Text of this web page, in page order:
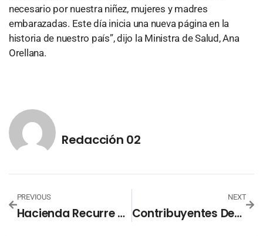
necesario por nuestra niñez, mujeres y madres
embarazadas. Este día inicia una nueva página en la
historia de nuestro país”, dijo la Ministra de Salud, Ana
Orellana.
Redacción 02
PREVIOUS
Hacienda Recurre A La FGR Para Cobro De Deudas
NEXT
Contribuyentes Declaran Más Rápido Sus Impuestos